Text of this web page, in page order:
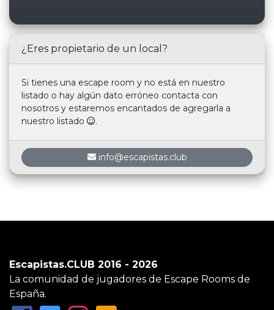
¿Eres propietario de un local?
Si tienes una escape room y no está en nuestro
listado o hay algún dato erróneo contacta con
nosotros y estaremos encantados de agregarla a
nuestro listado
.
info@escapistas.club
Escapistas.CLUB 2016 - 2026
La comunidad de jugadores de Escape Rooms de
España.